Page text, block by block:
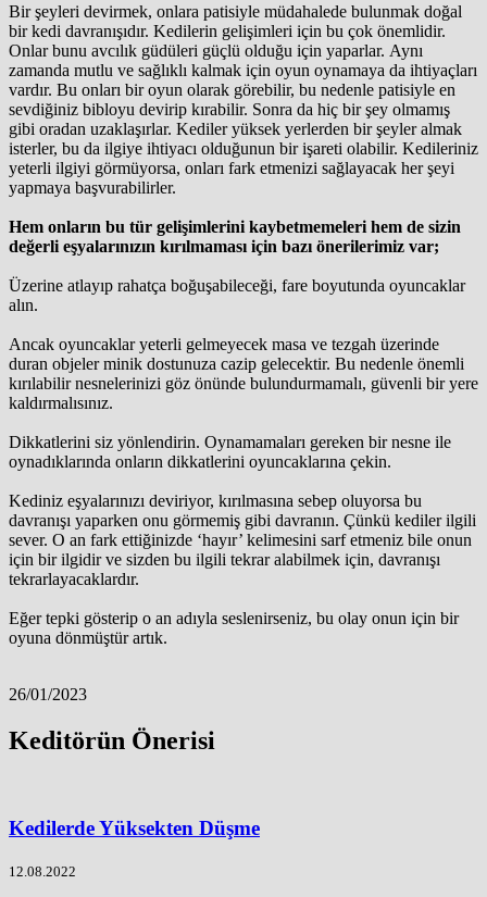
Bir şeyleri devirmek, onlara patisiyle müdahalede bulunmak doğal
bir kedi davranışıdır. Kedilerin gelişimleri için bu çok önemlidir.
Onlar bunu avcılık güdüleri güçlü olduğu için yaparlar. Aynı
zamanda mutlu ve sağlıklı kalmak için oyun oynamaya da ihtiyaçları
vardır. Bu onları bir oyun olarak görebilir, bu nedenle patisiyle en
sevdiğiniz bibloyu devirip kırabilir. Sonra da hiç bir şey olmamış
gibi oradan uzaklaşırlar. Kediler yüksek yerlerden bir şeyler almak
isterler, bu da ilgiye ihtiyacı olduğunun bir işareti olabilir. Kedileriniz
yeterli ilgiyi görmüyorsa, onları fark etmenizi sağlayacak her şeyi
yapmaya başvurabilirler.
Hem onların bu tür gelişimlerini kaybetmemeleri hem de sizin
değerli eşyalarınızın kırılmaması için bazı önerilerimiz var;
Üzerine atlayıp rahatça boğuşabileceği, fare boyutunda oyuncaklar
alın.
Ancak oyuncaklar yeterli gelmeyecek masa ve tezgah üzerinde
duran objeler minik dostunuza cazip gelecektir. Bu nedenle önemli
kırılabilir nesnelerinizi göz önünde bulundurmamalı, güvenli bir yere
kaldırmalısınız.
Dikkatlerini siz yönlendirin. Oynamamaları gereken bir nesne ile
oynadıklarında onların dikkatlerini oyuncaklarına çekin.
Kediniz eşyalarınızı deviriyor, kırılmasına sebep oluyorsa bu
davranışı yaparken onu görmemiş gibi davranın. Çünkü kediler ilgili
sever. O an fark ettiğinizde ‘hayır’ kelimesini sarf etmeniz bile onun
için bir ilgidir ve sizden bu ilgili tekrar alabilmek için, davranışı
tekrarlayacaklardır.
Eğer tepki gösterip o an adıyla seslenirseniz, bu olay onun için bir
oyuna dönmüştür artık.
26/01/2023
Keditörün Önerisi
Kedilerde Yüksekten Düşme
12.08.2022